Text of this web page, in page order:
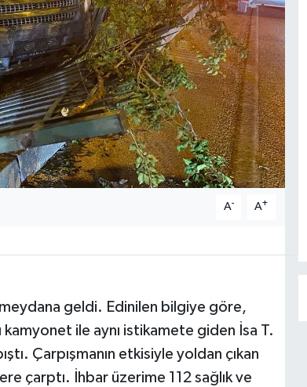
A- A+
geldi. Edinilen bilgiye göre,
ile aynı istikamete giden İsa T.
Çarpışmanın etkisiyle yoldan çıkan
çarptı. İhbar üzerime 112 sağlık ve